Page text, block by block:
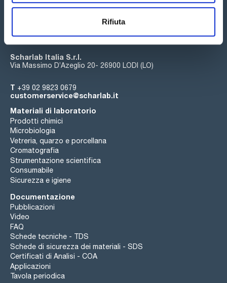
Rifiuta
Iscriviti alla Newsletter
Scharlab Italia S.r.l.
Via Massimo D’Azeglio 20- 26900 LODI (LO)
T +39 02 9823 0679
customerservice@scharlab.it
Materiali di laboratorio
Prodotti chimici
Microbiologia
Vetreria, quarzo e porcellana
Cromatografia
Strumentazione scientifica
Consumabile
Sicurezza e igiene
Documentazione
Pubblicazioni
Video
FAQ
Schede tecniche - TDS
Schede di sicurezza dei materiali - SDS
Certificati di Analisi - COA
Applicazioni
Tavola periodica